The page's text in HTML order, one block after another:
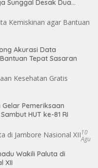
Sunggal Desak Dua
Akurasi Data
Tepat Sasaran
Pemeriksaan
HUT ke-81 RI
10
Agu
Wakili Paluta di
XII